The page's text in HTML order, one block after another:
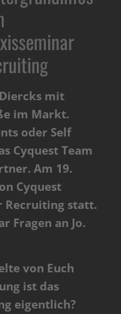
mit
im Markt.
oder Self
Cyquest Team
Am 19.
Cyquest
Recruiting statt.
Fragen an Jo.
von Euch
ist das
eigentlich?